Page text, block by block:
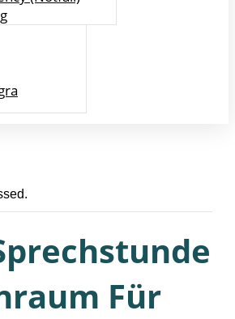
Für